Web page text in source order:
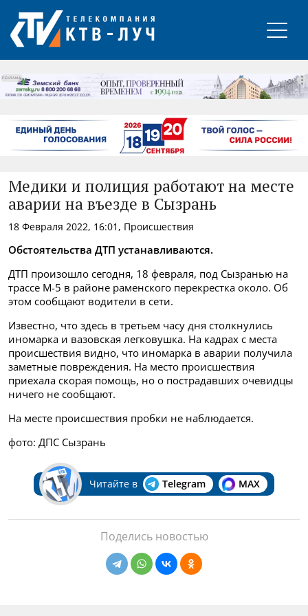
РЕКЛАМА
Медики и полиция работают на месте
аварии на въезде в Сызрань
18 Февраля 2022, 16:01, Происшествия
Обстоятельства ДТП устанавливаются.
ДТП произошло сегодня, 18 февраля, под Сызранью на
трассе М-5 в районе раменского перекрестка около. Об
этом сообщают водители в сети.
Известно, что здесь в третьем часу дня столкнулись
иномарка и вазовская легковушка. На кадрах с места
происшествия видно, что иномарка в аварии получила
заметные повреждения. На место происшествия
приехала скорая помощь, но о пострадавших очевидцы
ничего не сообщают.
На месте происшествия пробки не наблюдается.
фото: ДПС Сызрань
Читайте в Telegram MAX
Поделись новостью